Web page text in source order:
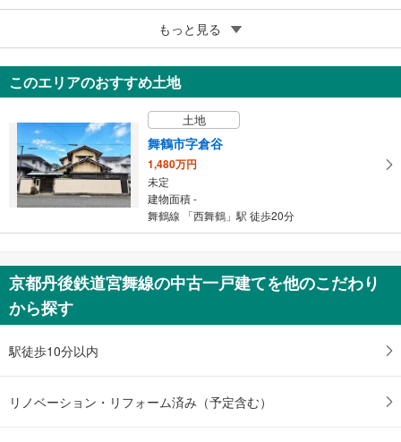
成約でもらえる
京丹後市大宮町奥大野
500万円
4LDK
京都府京丹後市大宮町奥大野
もっと見る
このエリアのおすすめ土地
土地
舞鶴市字倉谷
1,480万円
未定
建物面積 -
舞鶴線 「西舞鶴」駅 徒歩20分
京都丹後鉄道宮舞線の中古一戸建てを他のこだわり
から探す
駅徒歩10分以内
リノベーション・リフォーム済み（予定含む）